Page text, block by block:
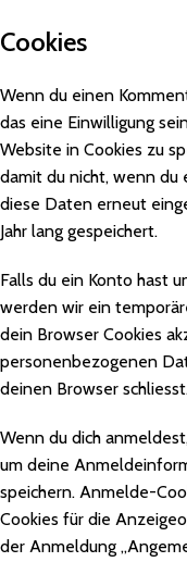
Cookies
Wenn du einen
das eine Einwilligung
Website in Cookies zu
damit du nicht, wenn du
diese Daten erneut
Jahr lang gespeichert.
Falls du ein Konto hast
werden wir ein
dein Browser Cookies
personenbezogenen
deinen Browser
Wenn du dich
um deine
speichern. Anmelde-
Cookies für die
der Anmeldung